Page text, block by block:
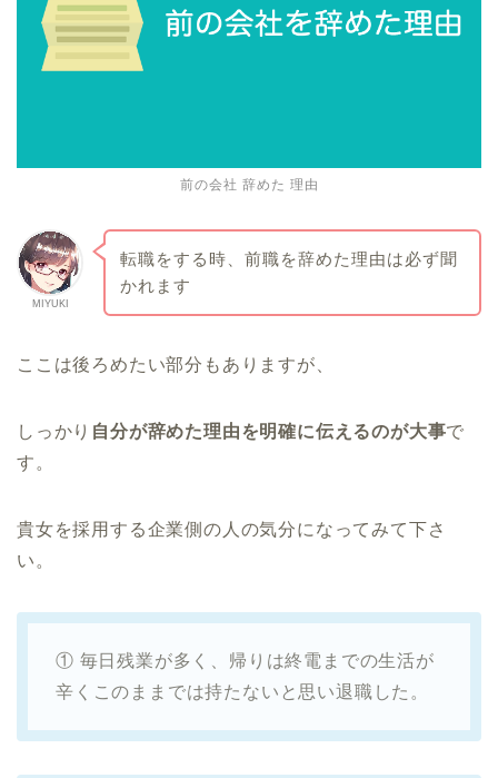
前の会社 辞めた 理由
MIYUKI
転職をする時、前職を辞めた理由は必ず聞
かれます
ここは後ろめたい部分もありますが、
しっかり 自分が辞めた理由を明確に伝えるのが大事で
す。
貴女を採用する企業側の人の気分になってみて下さ
い。
① 毎日残業が多く、帰りは終電までの生活が
辛くこのままでは持たないと思い退職した。